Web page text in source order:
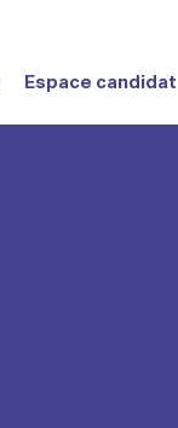
Espace candidat